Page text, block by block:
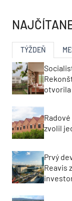
TÝŽDEŇ
otvorila
zvolil
Prvý
Reavis